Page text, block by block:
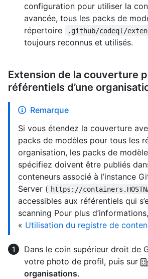
configuration pour utiliser la
avancée, tous les packs de
répertoire
.github/codeql/
toujours reconnus et utilisés.
Extension de la couverture
référentiels d’une
Remarque
Si vous étendez la couverture
packs de modèles pour tous les
organisation, les packs de
spécifiez doivent être publiés
conteneurs associé à l’instance
Server ( https://
accessibles aux référentiels qui
scanning Pour plus
« Utilisation du registre de
Dans le coin supérieur droit de
votre photo de profil, puis sur
organisations.